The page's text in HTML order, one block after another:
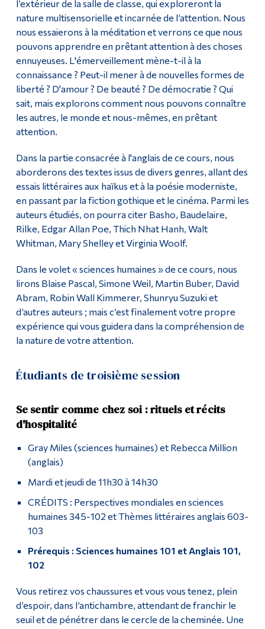
l’extérieur de la salle de classe, qui exploreront la
nature multisensorielle et incarnée de l’attention. Nous
nous essaierons à la méditation et verrons ce que nous
pouvons apprendre en prêtant attention à des choses
ennuyeuses. L'émerveillement mène-t-il à la
connaissance ? Peut-il mener à de nouvelles formes de
liberté ? D'amour ? De beauté ? De démocratie ? Qui
sait, mais explorons comment nous pouvons connaître
les autres, le monde et nous-mêmes, en prêtant
attention.
Dans la partie consacrée à l'anglais de ce cours, nous
aborderons des textes issus de divers genres, allant des
essais littéraires aux haïkus et à la poésie moderniste,
en passant par la fiction gothique et le cinéma. Parmi les
auteurs étudiés, on pourra citer Basho, Baudelaire,
Rilke, Edgar Allan Poe, Thich Nhat Hanh, Walt
Whitman, Mary Shelley et Virginia Woolf.
Dans le volet « sciences humaines » de ce cours, nous
lirons Blaise Pascal, Simone Weil, Martin Buber, David
Abram, Robin Wall Kimmerer, Shunryu Suzuki et
d’autres auteurs ; mais c’est finalement votre propre
expérience qui vous guidera dans la compréhension de
la nature de votre attention.
Étudiants de troisième session
Se sentir comme chez soi : rituels et récits
d'hospitalité
Gray Miles (sciences humaines) et Rebecca Million
(anglais)
Mardi et jeudi de 11h30 à 14h30
CRÉDITS : Perspectives mondiales en sciences
humaines 345-102 et Thèmes littéraires anglais 603-
103
Prérequis : Sciences humaines 101 et Anglais 101,
102
Vous retirez vos chaussures et vous vous tenez, plein
d’espoir, dans l’antichambre, attendant de franchir le
seuil et de pénétrer dans le cercle de la cheminée. Une